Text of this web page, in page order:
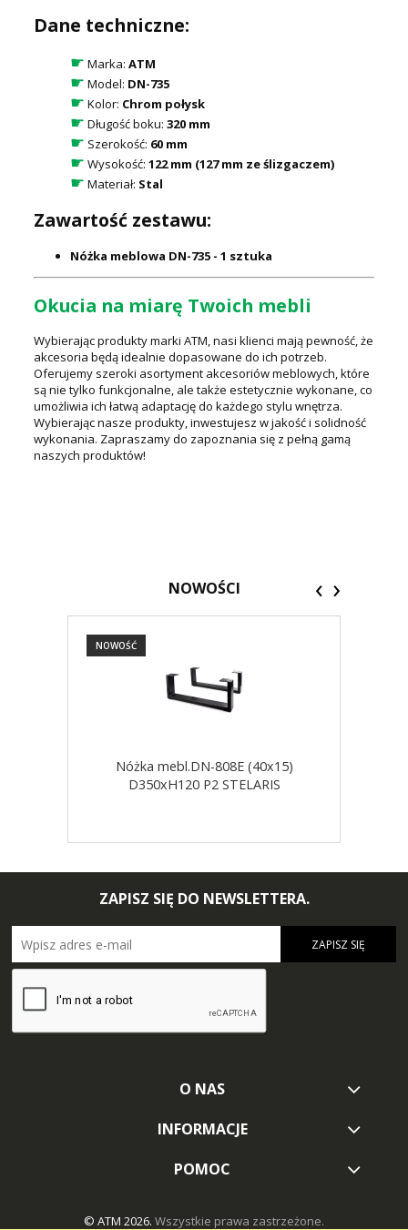
Dane techniczne:
☛ Marka: ATM
☛ Model: DN-735
☛ Kolor: Chrom połysk
☛ Długość boku: 320 mm
☛ Szerokość: 60 mm
☛ Wysokość: 122 mm (127 mm ze ślizgaczem)
☛ Materiał: Stal
Zawartość zestawu:
Nóżka meblowa DN-735 - 1 sztuka
Okucia na miarę Twoich mebli
Wybierając produkty marki ATM, nasi klienci mają pewność, że
akcesoria będą idealnie dopasowane do ich potrzeb.
Oferujemy szeroki asortyment akcesoriów meblowych, które
są nie tylko funkcjonalne, ale także estetycznie wykonane, co
umożliwia ich łatwą adaptację do każdego stylu wnętrza.
Wybierając nasze produkty, inwestujesz w jakość i solidność
wykonania. Zapraszamy do zapoznania się z pełną gamą
naszych produktów!
NOWOŚCI
Nóżka mebl.DN-808E (40x15)
D350xH120 P2 STELARIS
NOWOŚĆ
‹ ›
ZAPISZ SIĘ DO NEWSLETTERA.
ZAPISZ SIĘ
O NAS
INFORMACJE
POMOC
© ATM 2026. Wszystkie prawa zastrzeżone.